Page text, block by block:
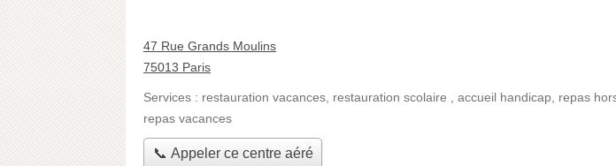
47 Rue Grands Moulins
75013 Paris
Services : restauration vacances restauration scolaire accueil handicap repas
repas vacances
📞 Appeler ce centre aéré